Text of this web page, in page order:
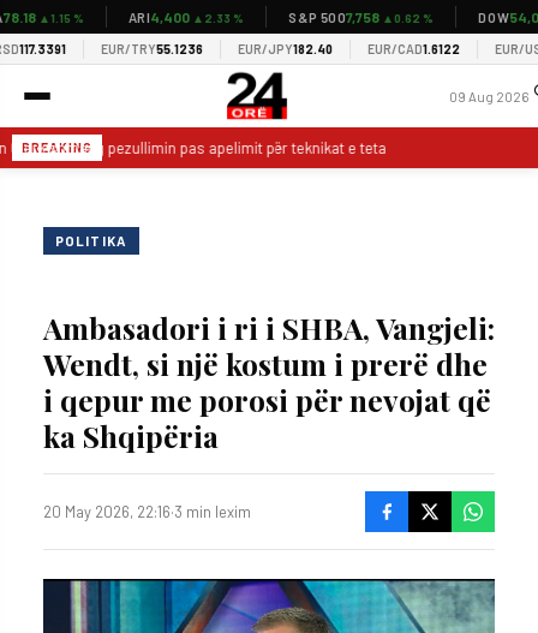
▲1.15 % ARI4,400▲2.33 % S&P 5007,758▲0.62 % DOW54,037
EUR/TRY55.1236 EUR/JPY182.40 EUR/CAD1.6122 EUR/USD
09 Aug 2026
BREAKING
Clark shmang pezullimin pas apelimit për teknikat e teta
POLITIKA
Ambasadori i ri i SHBA, Vangjeli:
Wendt, si një kostum i prerë dhe
i qepur me porosi për nevojat që
ka Shqipëria
20 May 2026, 22:16·3 min lexim